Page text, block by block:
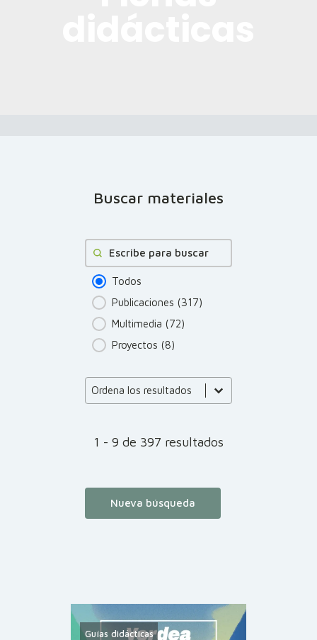
Buscar materiales
Buscar
Todos
Publicaciones (317)
Multimedia (72)
Proyectos (8)
Product Order
Ordena los resultados
Product Order
1 - 9 de 397 resultados
Nueva búsqueda
Guías didácticas